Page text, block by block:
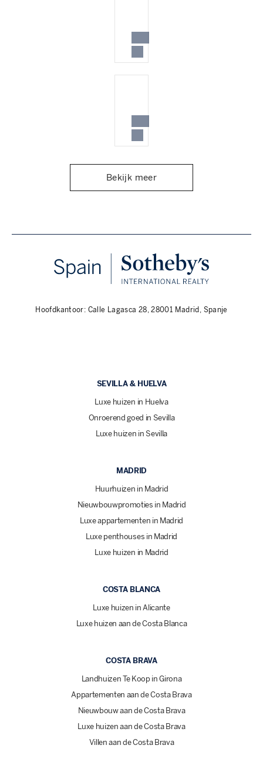
Bekijk meer
Hoofdkantoor: Calle Lagasca 28, 28001 Madrid, Spanje
SEVILLA & HUELVA
Luxe huizen in Huelva
Onroerend goed in Sevilla
Luxe huizen in Sevilla
MADRID
Huurhuizen in Madrid
Nieuwbouwpromoties in Madrid
Luxe appartementen in Madrid
Luxe penthouses in Madrid
Luxe huizen in Madrid
COSTA BLANCA
Luxe huizen in Alicante
Luxe huizen aan de Costa Blanca
COSTA BRAVA
Landhuizen Te Koop in Girona
Appartementen aan de Costa Brava
Nieuwbouw aan de Costa Brava
Luxe huizen aan de Costa Brava
Villen aan de Costa Brava